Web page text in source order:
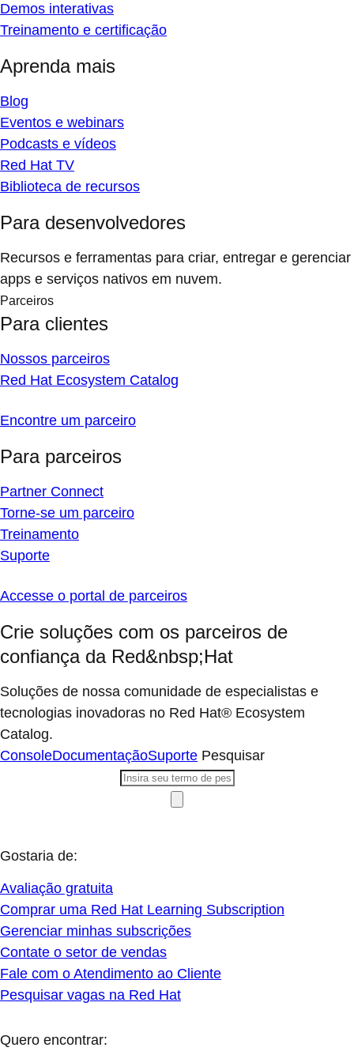
Demos interativas
Treinamento e certificação
Aprenda mais
Blog
Eventos e webinars
Podcasts e vídeos
Red Hat TV
Biblioteca de recursos
Para desenvolvedores
Recursos e ferramentas para criar, entregar e gerenciar
apps e serviços nativos em nuvem.
Parceiros
Para clientes
Nossos parceiros
Red Hat Ecosystem Catalog
Encontre um parceiro
Para parceiros
Partner Connect
Torne-se um parceiro
Treinamento
Suporte
Accesse o portal de parceiros
Crie soluções com os parceiros de
confiança da Red&nbsp;Hat
Soluções de nossa comunidade de especialistas e
tecnologias inovadoras no Red Hat® Ecosystem
Catalog.
ConsoleDocumentaçãoSuporte Pesquisar
Gostaria de:
Avaliação gratuita
Comprar uma Red Hat Learning Subscription
Gerenciar minhas subscrições
Contate o setor de vendas
Fale com o Atendimento ao Cliente
Pesquisar vagas na Red Hat
Quero encontrar: